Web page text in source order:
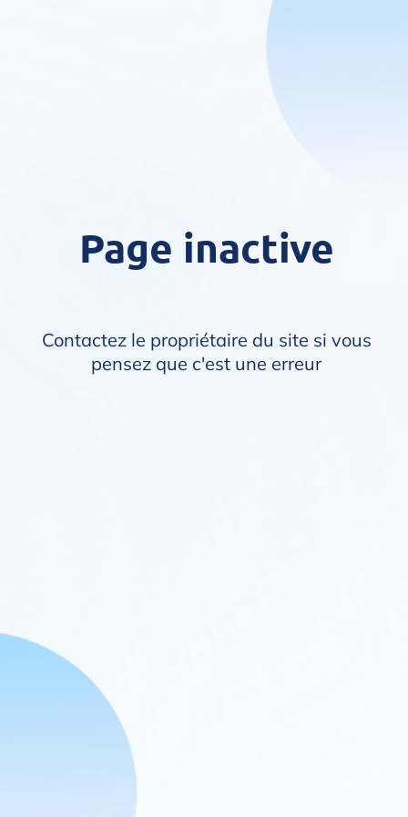
Page inactive
Contactez le propriétaire du site si vous
pensez que c'est une erreur